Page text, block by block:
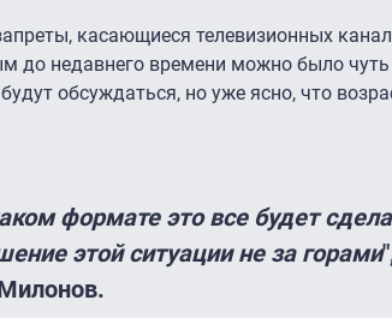
касающиеся телевизионных
до недавнего времени можно было
обсуждаться, но уже ясно, что
формате это все будет
этой ситуации не за горами